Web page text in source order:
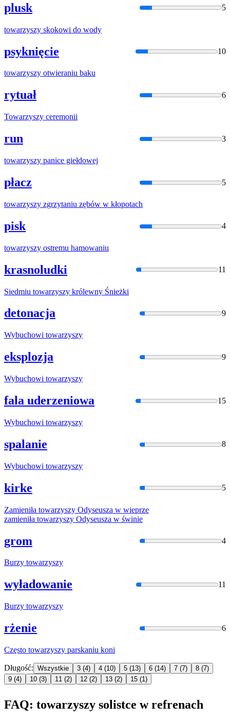
plusk 5
towarzyszy skokowi do wody
psyknięcie 10
towarzyszy otwieraniu baku
rytuał 6
Towarzyszy ceremonii
run 3
towarzyszy panice giełdowej
płacz 5
towarzyszy zgrzytaniu zębów w kłopotach
pisk 4
towarzyszy ostremu hamowaniu
krasnoludki 11
Siedmiu towarzyszy królewny Śnieżki
detonacja 9
Wybuchowi towarzyszy
eksplozja 9
Wybuchowi towarzyszy
fala uderzeniowa 15
Wybuchowi towarzyszy
spalanie 8
Wybuchowi towarzyszy
kirke 5
Zamieniła towarzyszy Odyseusza w wieprze
zamieniła towarzyszy Odyseusza w świnie
grom 4
Burzy towarzyszy
wyładowanie 11
Burzy towarzyszy
rżenie 6
Często towarzyszy parskaniu koni
Długość: Wszystkie 3 (4) 4 (10) 5 (13) 6 (14) 7 (7) 8 (7)
9 (4) 10 (3) 11 (2) 12 (2) 13 (2) 15 (1)
FAQ: towarzyszy solistce w refrenach